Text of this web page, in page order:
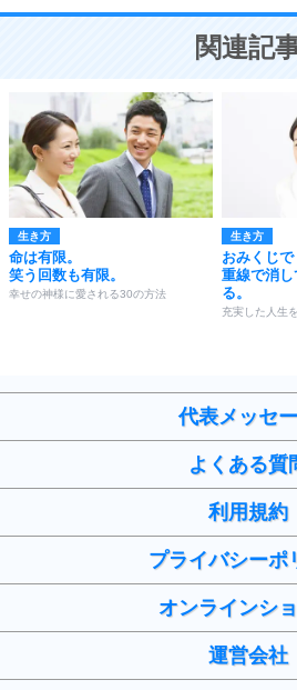
ことが大切。
関連記
生き方
命は有限。
笑う回数も有限。
幸せの神様に愛される30の方法
生き方
おみくじ
重線で消し
る。
充実した人生
代表メッセ
よくある質
利用規約
プライバシーポ
オンラインシ
運営会社